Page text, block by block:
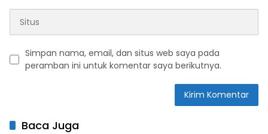
Simpan nama, email, dan situs web saya pada
peramban ini untuk komentar saya berikutnya.
Baca Juga